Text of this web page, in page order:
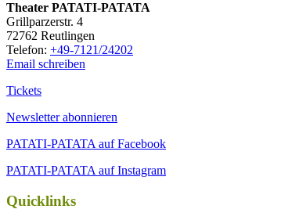
Thea­ter PATATI-PATATA
Grill­par­zer­str. 4
72762 Reutlingen
Tele­fon: +49-7121/24202
Email schreiben
Tickets
Newsletter abonnieren
PATATI-PATATA auf Facebook
PATATI-PATATA auf Instagram
Quicklinks